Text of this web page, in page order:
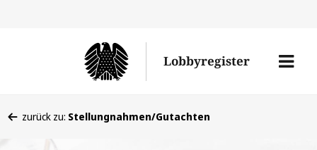
Lobbyregister
Menü
befinden
zurück zu: Stellungnahmen/Gutachten